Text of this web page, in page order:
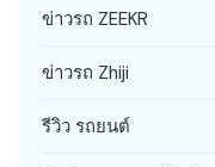
ข่าวรถ ZEEKR
ข่าวรถ Zhiji
รีวิว รถยนต์